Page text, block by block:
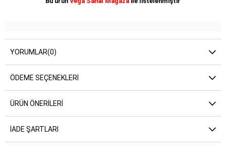
YORUMLAR(0)
ÖDEME SEÇENEKLERI
ÜRÜN ÖNERILERI
İADE ŞARTLARI